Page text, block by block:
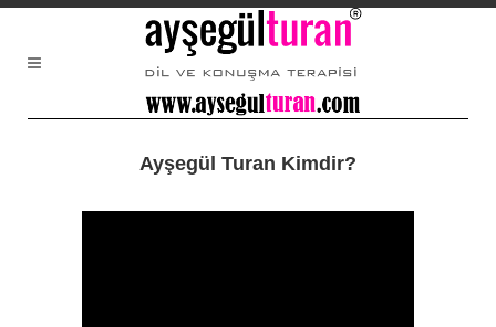
Ayşegül Turan Kimdir?